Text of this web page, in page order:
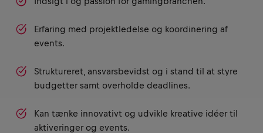
Erfaring med projektledelse og koordinering af
events.
Struktureret, ansvarsbevidst og i stand til at styre
budgetter samt overholde deadlines.
Kan tænke innovativt og udvikle kreative idéer til
aktiveringer og events.